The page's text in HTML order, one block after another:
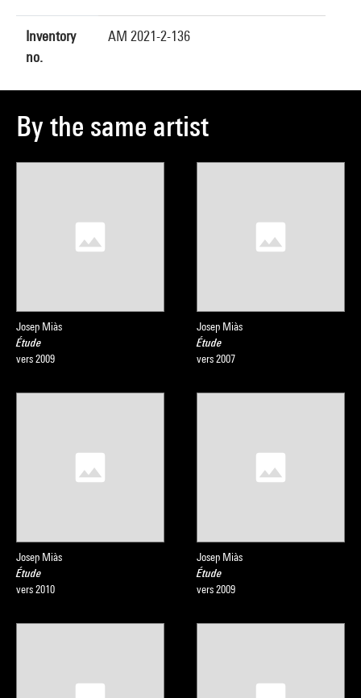
Inventory
no.
AM 2021-2-136
By the same artist
Josep Miàs
Étude
vers 2009
Josep Miàs
Étude
vers 2007
Josep Miàs
Étude
vers 2010
Josep Miàs
Étude
vers 2009